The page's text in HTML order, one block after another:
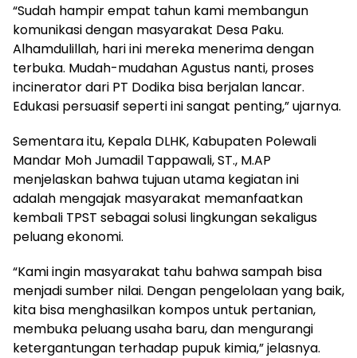
“Sudah hampir empat tahun kami membangun
komunikasi dengan masyarakat Desa Paku.
Alhamdulillah, hari ini mereka menerima dengan
terbuka. Mudah-mudahan Agustus nanti, proses
incinerator dari PT Dodika bisa berjalan lancar.
Edukasi persuasif seperti ini sangat penting,” ujarnya.
Sementara itu, Kepala DLHK, Kabupaten Polewali
Mandar Moh Jumadil Tappawali, ST., M.AP
menjelaskan bahwa tujuan utama kegiatan ini
adalah mengajak masyarakat memanfaatkan
kembali TPST sebagai solusi lingkungan sekaligus
peluang ekonomi.
“Kami ingin masyarakat tahu bahwa sampah bisa
menjadi sumber nilai. Dengan pengelolaan yang baik,
kita bisa menghasilkan kompos untuk pertanian,
membuka peluang usaha baru, dan mengurangi
ketergantungan terhadap pupuk kimia,” jelasnya.